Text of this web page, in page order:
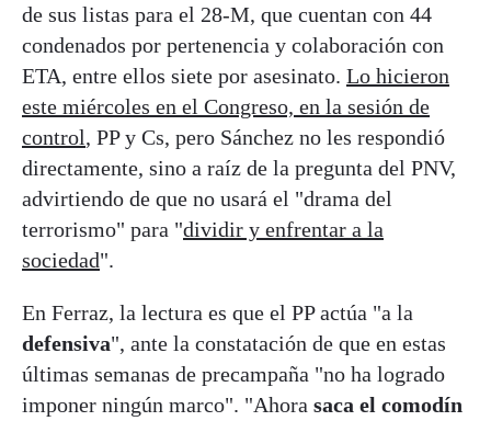
de sus listas para el 28-M, que cuentan con 44
condenados por pertenencia y colaboración con
ETA, entre ellos siete por asesinato. Lo hicieron
este miércoles en el Congreso, en la sesión de
control, PP y Cs, pero Sánchez no les respondió
directamente, sino a raíz de la pregunta del PNV,
advirtiendo de que no usará el "drama del
terrorismo" para "dividir y enfrentar a la
sociedad".
En Ferraz, la lectura es que el PP actúa "a la
defensiva", ante la constatación de que en estas
últimas semanas de precampaña "no ha logrado
imponer ningún marco". "Ahora saca el comodín